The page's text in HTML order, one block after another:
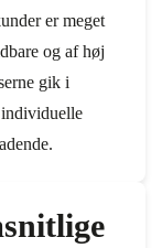
er meget
og af høj
gik i